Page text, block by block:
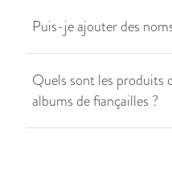
Puis-je ajouter des
Quels sont les produits
albums de fiançailles ?